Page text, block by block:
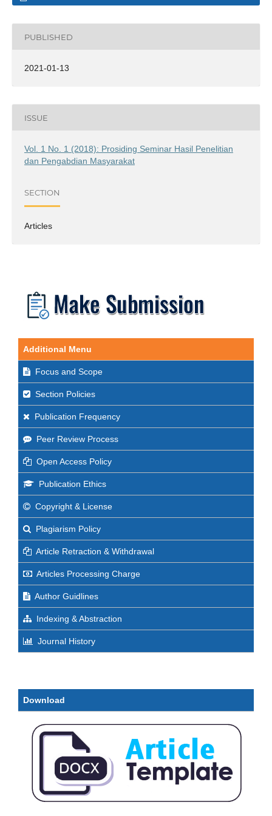
PUBLISHED
2021-01-13
ISSUE
Vol. 1 No. 1 (2018): Prosiding Seminar Hasil Penelitian
dan Pengabdian Masyarakat
SECTION
Articles
Additional Menu
Focus and Scope
Section Policies
Publication Frequency
Peer Review Process
Open Access Policy
Publication Ethics
Copyright & License
Plagiarism Policy
Article Retraction & Withdrawal
Articles Processing Charge
Author Guidlines
Indexing & Abstraction
Journal History
Download